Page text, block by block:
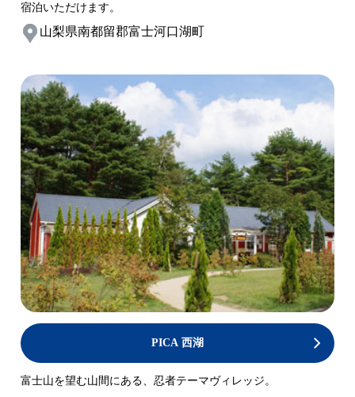
宿泊いただけます。
山梨県南都留郡富士河口湖町
PICA 西湖
富士山を望む山間にある、忍者テーマヴィレッジ。